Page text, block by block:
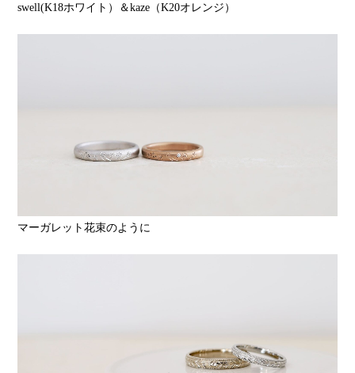
swell(K18ホワイト）＆kaze（K20オレンジ）
マーガレット花束のように